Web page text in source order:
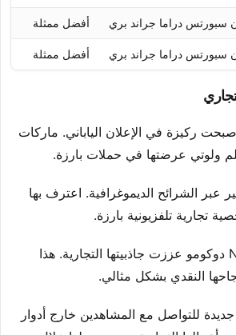
سبورتس دراما جراند بري أفضل ممثلة
سبورتس دراما جراند بري أفضل ممثلة
ركيزة في الإعلان الياباني. ماركات
ولوتي عرضتها في حملات بارزة.
عبر الشرائح الديموغرافية. اعترف بها
تجارية تلفزيونية بارزة.
إعلانات لسنتري وNTT دوكومو عززت جاذبيتها التجارية. هذا
النقدي بشكل مثالي.
للتواصل مع المشاهدين خارج أدوار